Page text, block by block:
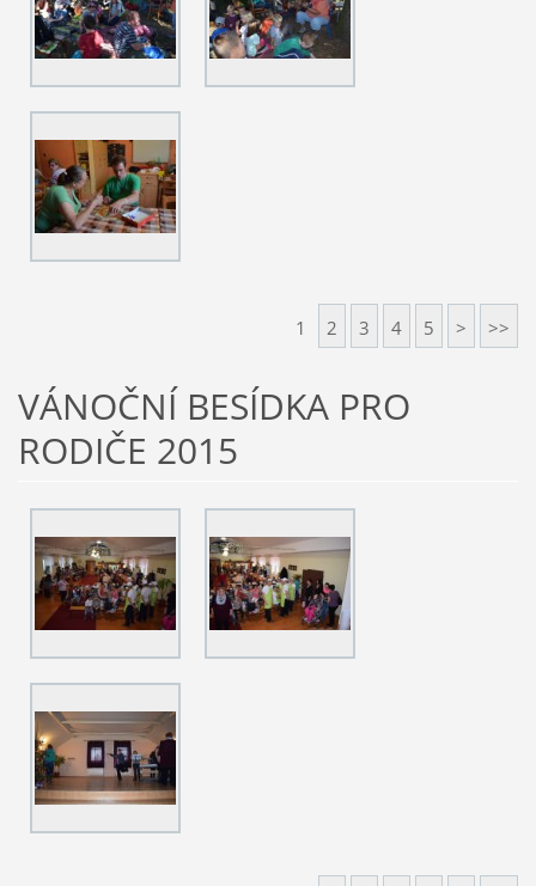
1 2 3 4 5 > >>
VÁNOČNÍ BESÍDKA PRO
RODIČE 2015